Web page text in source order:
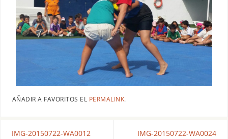
AÑADIR A FAVORITOS EL PERMALINK.
IMG-20150722-WA0012 IMG-20150722-WA0024